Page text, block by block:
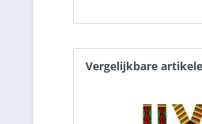
Vergelijkbare